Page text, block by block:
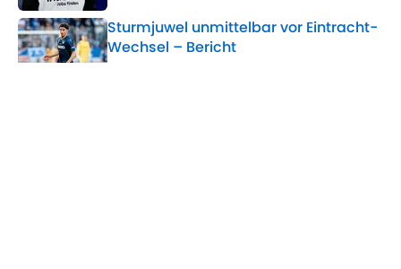
Sturmjuwel unmittelbar vor Eintracht-
Wechsel – Bericht
Published by on Invalid Date